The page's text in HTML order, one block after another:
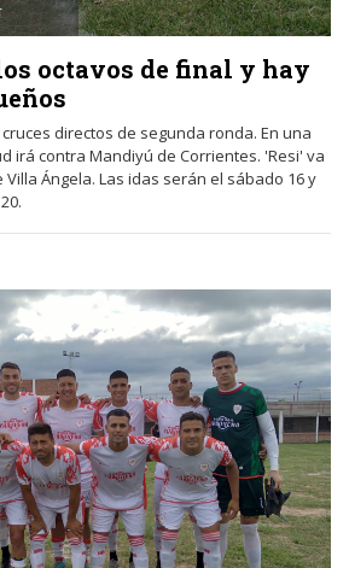
octavos de final y hay
directos de segunda ronda. En una
irá contra Mandiyú de Corrientes. 'Resi' va
Ángela. Las idas serán el sábado 16 y